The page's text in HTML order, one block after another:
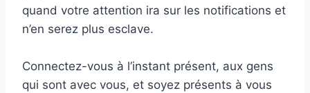
quand votre attention ira sur les notifications et
n’en serez plus esclave.
Connectez-vous à l’instant présent, aux gens
qui sont avec vous, et soyez présents à vous